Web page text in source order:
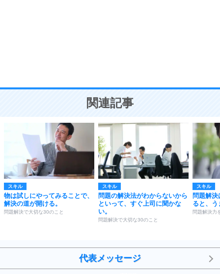
ことが大切。
関連記事
スキル
物は試しにやってみることで、
解決の道が開ける。
問題解決で大切な30のこと
スキル
問題の解決法がわからないから
といって、すぐ上司に聞かな
い。
問題解決で大切な30のこと
スキル
問題解
ると、う
問題解決力
代表メッセージ